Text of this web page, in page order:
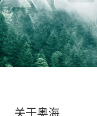
关于奥海